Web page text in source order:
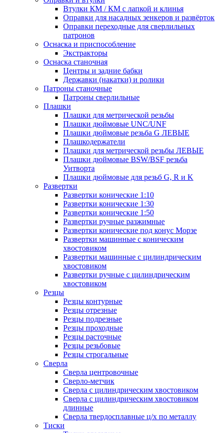
Втулки КМ / КМ с лапкой и клинья
Оправки для насадных зенкеров и развёрток
Оправки переходные для сверлильных
патронов
Оснаска и приспособление
Экстракторы
Оснаска станочная
Центры и задние бабки
Державки (накатки) и ролики
Патроны станочные
Патроны сверлильные
Плашки
Плашки для метрической резьбы
Плашки дюймовые UNC/UNF
Плашки дюймовые резьба G ЛЕВЫЕ
Плашкодержатели
Плашки для метрической резьбы ЛЕВЫЕ
Плашки дюймовые BSW/BSF резьба
Уитворта
Плашки дюймовые для резьб G, R и K
Развертки
Развертки конические 1:10
Развертки конические 1:30
Развертки конические 1:50
Развертки ручные разжимные
Развертки конические под конус Морзе
Развертки машинные с коническим
хвостовиком
Развертки машинные с цилиндрическим
хвостовиком
Развертки ручные с цилиндрическим
хвостовиком
Резцы
Резцы контурные
Резцы отрезные
Резцы подрезные
Резцы проходные
Резцы расточные
Резцы резьбовые
Резцы строгальные
Сверла
Сверла центровочные
Сверло-метчик
Сверла с цилиндрическим хвостовиком
Сверла с цилиндрическим хвостовиком
длинные
Сверла твердосплавные ц/х по металлу
Тиски